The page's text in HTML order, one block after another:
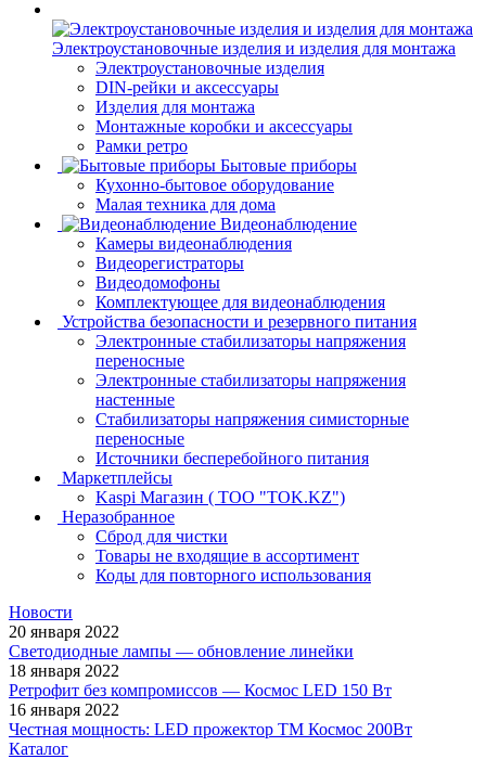
Электроустановочные изделия и изделия для монтажа
Электроустановочные изделия
DIN-рейки и аксессуары
Изделия для монтажа
Монтажные коробки и аксессуары
Рамки ретро
Бытовые приборы
Кухонно-бытовое оборудование
Малая техника для дома
Видеонаблюдение
Камеры видеонаблюдения
Видеорегистраторы
Видеодомофоны
Комплектующее для видеонаблюдения
Устройства безопасности и резервного питания
Электронные стабилизаторы напряжения
переносные
Электронные стабилизаторы напряжения
настенные
Стабилизаторы напряжения симисторные
переносные
Источники бесперебойного питания
Маркетплейсы
Kaspi Магазин ( ТОО "TOK.KZ")
Неразобранное
Сброд для чистки
Товары не входящие в ассортимент
Коды для повторного использования
Новости
20 января 2022
Светодиодные лампы — обновление линейки
18 января 2022
Ретрофит без компромиссов — Космос LED 150 Вт
16 января 2022
Честная мощность: LED прожектор ТМ Космос 200Вт
Каталог